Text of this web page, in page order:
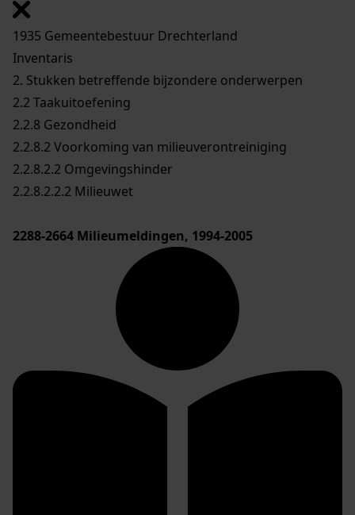
1935 Gemeentebestuur Drechterland
Inventaris
2. Stukken betreffende bijzondere onderwerpen
2.2 Taakuitoefening
2.2.8 Gezondheid
2.2.8.2 Voorkoming van milieuverontreiniging
2.2.8.2.2 Omgevingshinder
2.2.8.2.2.2 Milieuwet
2288-2664 Milieumeldingen, 1994-2005